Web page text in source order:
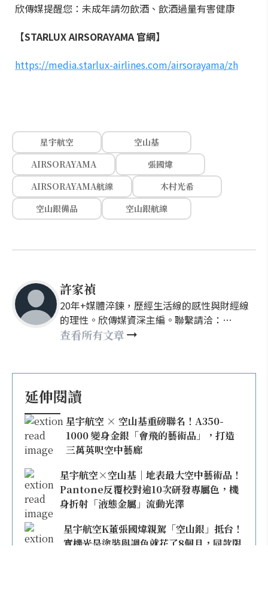
欣傳媒提醒您：未成年請勿飲酒、飲酒過量有害健康
【STARLUX AIRSORAYAMA 官網】
https://media.starlux-airlines.com/airsorayama/zh
星宇航空
空山基
AIRSORAYAMA
張國煒
AIRSORAYAMA航線
木村光希
空山銀備品
空山銀航線
許家禎
20年+媒體淬鍊，歷經生活線的感性與財經線
的理性。欣傳媒資深主編。聯繫請洽：
nellyhsu@xinmedia.com
查看所有文章
延伸閱讀
星宇航空 × 空山基重磅聯名！A350-
1000 變身金銀「會飛的藝術品」，打造
三萬英呎空中藝廊
星宇航空×空山基｜地表最大空中藝術品！
Pantone反覆校對逾10次研發專屬色，機
身折射「液態金屬」流動光澤
星宇航空K董張國煒親駕「空山銀」抵台！
實機光是塗裝與調色就花了8個月，同款限